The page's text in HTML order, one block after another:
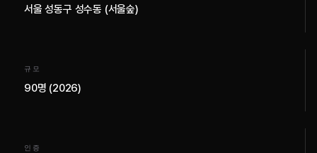
서울 성동구 성수동 (서울숲)
규모
90명 (2026)
인증